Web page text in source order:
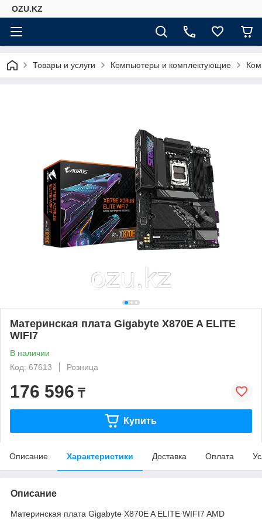
OZU.KZ
Товары и услуги Компьютеры и комплектующие
Материнская плата Gigabyte X870E A ELITE
WIFI7
В наличии
Код: 67613
Розница
176 596 ₸
Купить
Описание Характеристики Доставка Оплата
Описание
Материнская плата Gigabyte X870E A ELITE WIFI7 AMD